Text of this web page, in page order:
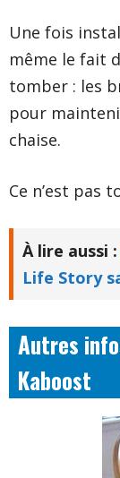
Une fois
même le fait
tomber : les
pour
chaise.
Ce n’est pas
À lire aussi :
Life Story
Autres
Kaboost